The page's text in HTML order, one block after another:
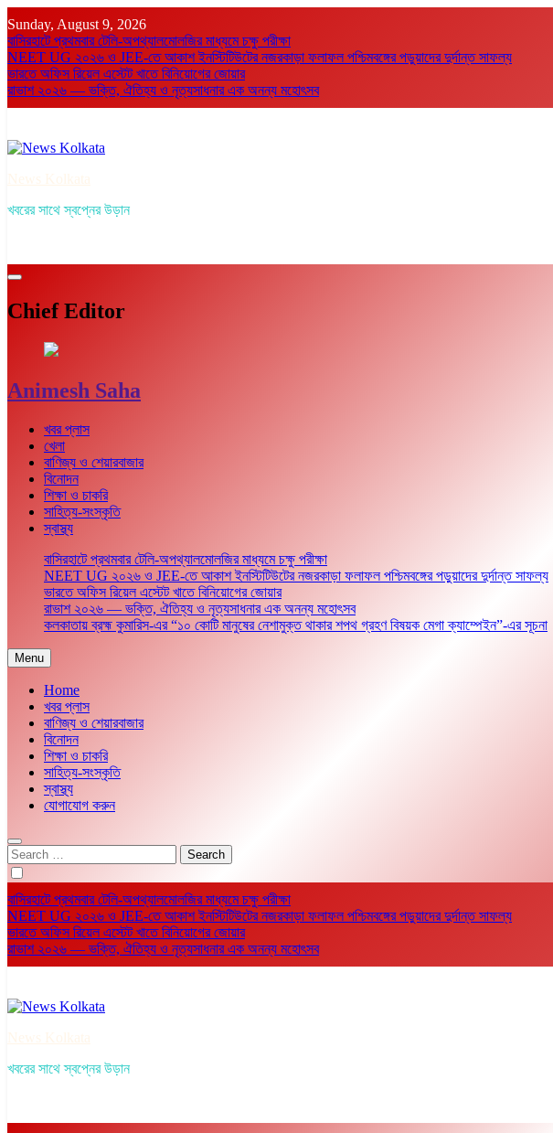
to
content
Sunday, August 9, 2026
বাসিরহাটে প্রথমবার টেলি-অপথ্যালমোলজির মাধ্যমে চক্ষু পরীক্ষা
NEET UG ২০২৬ ও JEE-তে আকাশ ইনস্টিটিউটের নজরকাড়া ফলাফল পশ্চিমবঙ্গের পড়ুয়াদের দুর্দান্ত সাফল্য
ভারতে অফিস রিয়েল এস্টেট খাতে বিনিয়োগের জোয়ার
রাভাশ ২০২৬ — ভক্তি, ঐতিহ্য ও নৃত্যসাধনার এক অনন্য মহোৎসব
খবরের সাথে স্বপ্নের উড়ান
Chief Editor
Animesh Saha
খবর প্লাস
খেলা
বাণিজ্য ও শেয়ারবাজার
বিনোদন
শিক্ষা ও চাকরি
সাহিত্য-সংস্কৃতি
স্বাস্থ্য
বাসিরহাটে প্রথমবার টেলি-অপথ্যালমোলজির মাধ্যমে চক্ষু পরীক্ষা
NEET UG ২০২৬ ও JEE-তে আকাশ ইনস্টিটিউটের নজরকাড়া ফলাফল পশ্চিমবঙ্গের পড়ুয়াদের দুর্দান্ত সাফল্য
ভারতে অফিস রিয়েল এস্টেট খাতে বিনিয়োগের জোয়ার
রাভাশ ২০২৬ — ভক্তি, ঐতিহ্য ও নৃত্যসাধনার এক অনন্য মহোৎসব
কলকাতায় ব্রহ্ম কুমারিস-এর “১০ কোটি মানুষের নেশামুক্ত থাকার শপথ গ্রহণ বিষয়ক মেগা ক্যাম্পেইন”-এর সূচনা
Menu
Home
খবর প্লাস
বাণিজ্য ও শেয়ারবাজার
বিনোদন
শিক্ষা ও চাকরি
সাহিত্য-সংস্কৃতি
স্বাস্থ্য
যোগাযোগ করুন
Search
for:
বাসিরহাটে প্রথমবার টেলি-অপথ্যালমোলজির মাধ্যমে চক্ষু পরীক্ষা
NEET UG ২০২৬ ও JEE-তে আকাশ ইনস্টিটিউটের নজরকাড়া ফলাফল পশ্চিমবঙ্গের পড়ুয়াদের দুর্দান্ত সাফল্য
ভারতে অফিস রিয়েল এস্টেট খাতে বিনিয়োগের জোয়ার
রাভাশ ২০২৬ — ভক্তি, ঐতিহ্য ও নৃত্যসাধনার এক অনন্য মহোৎসব
খবরের সাথে স্বপ্নের উড়ান